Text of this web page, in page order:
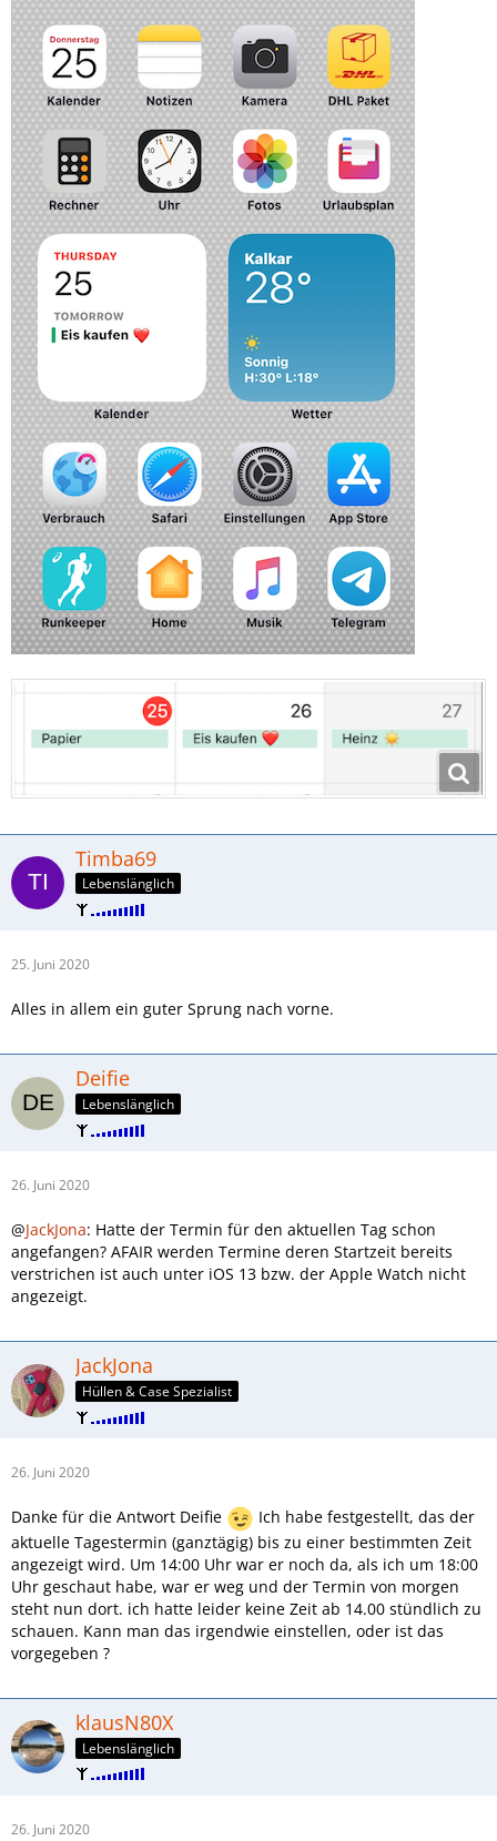
Timba69
Lebenslänglich
25. Juni 2020
Alles in allem ein guter Sprung nach vorne.
Deifie
Lebenslänglich
26. Juni 2020
@JackJona: Hatte der Termin für den aktuellen Tag schon
angefangen? AFAIR werden Termine deren Startzeit bereits
verstrichen ist auch unter iOS 13 bzw. der Apple Watch nicht
angezeigt.
JackJona
Hüllen & Case Spezialist
26. Juni 2020
Danke für die Antwort Deifie
Ich habe festgestellt, das der
aktuelle Tagestermin (ganztägig) bis zu einer bestimmten Zeit
angezeigt wird. Um 14:00 Uhr war er noch da, als ich um 18:00
Uhr geschaut habe, war er weg und der Termin von morgen
steht nun dort. ich hatte leider keine Zeit ab 14.00 stündlich zu
schauen. Kann man das irgendwie einstellen, oder ist das
vorgegeben ?
klausN80X
Lebenslänglich
26. Juni 2020